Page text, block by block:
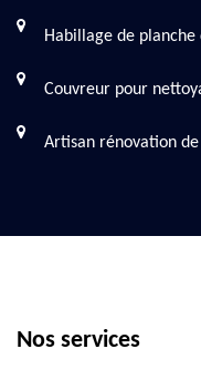
Habillage de
Couvreur pour
Artisan rénovation
Nos services